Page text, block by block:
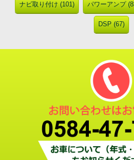
ナビ取り付け (101) パワーアンプ
DSP (67)